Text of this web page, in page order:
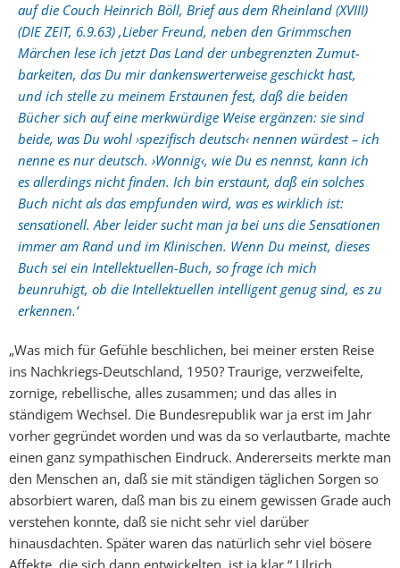
auf die Couch Heinrich Böll, Brief aus dem Rheinland (XVIII)
(DIE ZEIT, 6.9.63) ‚Lieber Freund, neben den Grimmschen
Märchen lese ich jetzt Das Land der unbegrenzten Zumut-
barkeiten, das Du mir dankenswerterweise geschickt hast,
und ich stelle zu meinem Erstaunen fest, daß die beiden
Bücher sich auf eine merkwürdige Weise ergänzen: sie sind
beide, was Du wohl ›spezifisch deutsch‹ nennen würdest – ich
nenne es nur deutsch. ›Wonnig‹, wie Du es nennst, kann ich
es allerdings nicht finden. Ich bin erstaunt, daß ein solches
Buch nicht als das empfunden wird, was es wirklich ist:
sensationell. Aber leider sucht man ja bei uns die Sensationen
immer am Rand und im Klinischen. Wenn Du meinst, dieses
Buch sei ein Intellektuellen-Buch, so frage ich mich
beunruhigt, ob die Intellektuellen intelligent genug sind, es zu
erkennen.‘
„Was mich für Gefühle beschlichen, bei meiner ersten Reise
ins Nachkriegs-Deutschland, 1950? Traurige, verzweifelte,
zornige, rebellische, alles zusammen; und das alles in
ständigem Wechsel. Die Bundesrepublik war ja erst im Jahr
vorher gegründet worden und was da so verlautbarte, machte
einen ganz sympathischen Eindruck. Andererseits merkte man
den Menschen an, daß sie mit ständigen täglichen Sorgen so
absorbiert waren, daß man bis zu einem gewissen Grade auch
verstehen konnte, daß sie nicht sehr viel darüber
hinausdachten. Später waren das natürlich sehr viel bösere